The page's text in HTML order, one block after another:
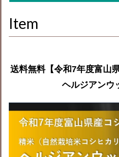
Item
送料無料【令和7年度富山
ヘルジアンウ